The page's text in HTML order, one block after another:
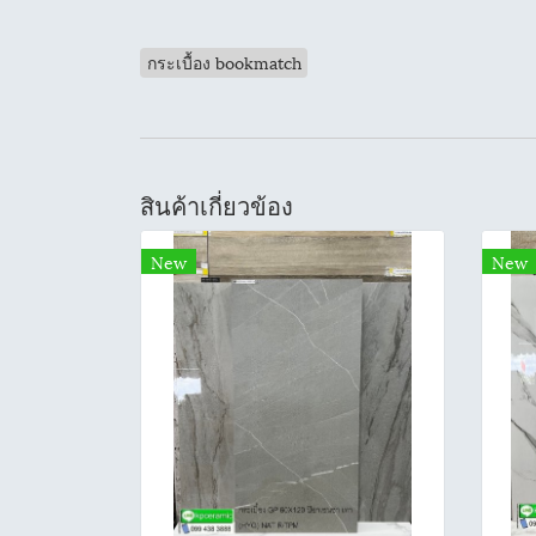
กระเบื้อง bookmatch
สินค้าเกี่ยวข้อง
New New